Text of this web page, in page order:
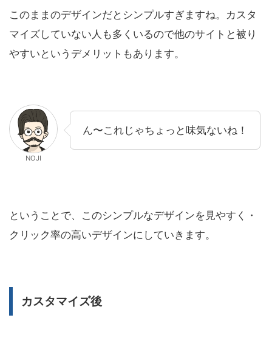
このままのデザインだとシンプルすぎますね。カスタ
マイズしていない人も多くいるので他のサイトと被り
やすいというデメリットもあります。
NOJI
ん〜これじゃちょっと味気ないね！
ということで、このシンプルなデザインを見やすく・
クリック率の高いデザインにしていきます。
カスタマイズ後